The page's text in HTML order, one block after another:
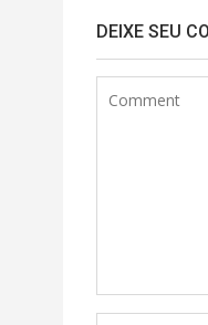
DEIXE SEU